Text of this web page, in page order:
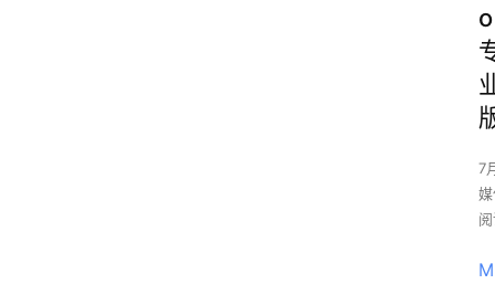
o
7
M